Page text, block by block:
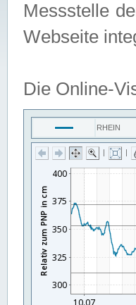
Messstelle
Webseite
Die Online-